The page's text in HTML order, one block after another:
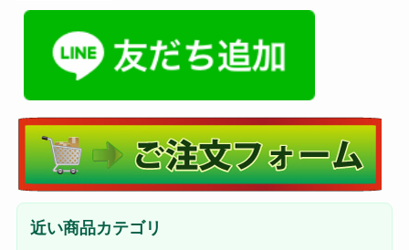
近い商品カテゴリ